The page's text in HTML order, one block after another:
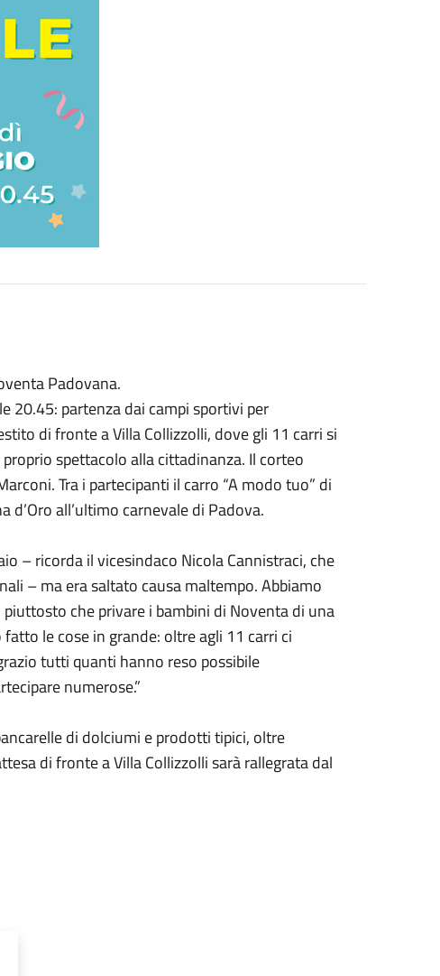
Padovana.
20.45: partenza dai campi sportivi per
di fronte a Villa Collizzolli, dove gli 11 carri si
spettacolo alla cittadinanza. Il corteo
Tra i partecipanti il carro “A modo tuo” di
all’ultimo carnevale di Padova.
– ricorda il vicesindaco Nicola Cannistraci, che
– ma era saltato causa maltempo. Abbiamo
che privare i bambini di Noventa di una
le cose in grande: oltre agli 11 carri ci
tutti quanti hanno reso possibile
numerose.”
di dolciumi e prodotti tipici, oltre
di fronte a Villa Collizzolli sarà rallegrata dal